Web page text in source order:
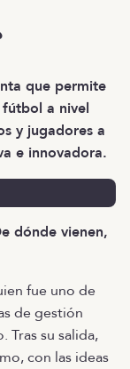
que permite
a nivel
y jugadores a
e innovadora.
dónde vienen,
fue uno de
de gestión
Tras su salida,
con las ideas